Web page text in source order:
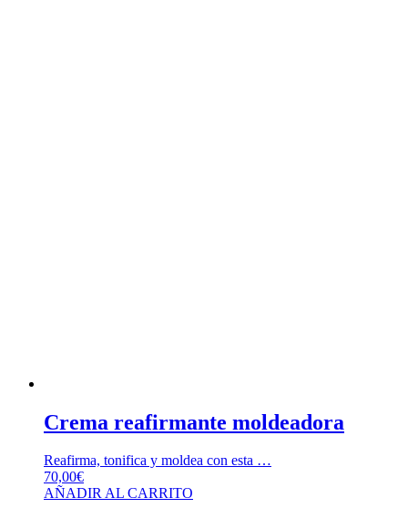
Crema reafirmante moldeadora
Reafirma, tonifica y moldea con esta …
70,00€
AÑADIR AL CARRITO